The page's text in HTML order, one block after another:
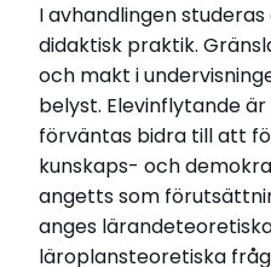
Mittuniversitetet
Disputationsdag
2019-08-30
Titel (se)
Elevinflytande i
makt – en studie av
grundskolor
Institution
Institutionen för
I avhandlingen
didaktisk praktik.
och makt i
belyst. Elevinflytande
förväntas bidra till att
kunskaps- och
angetts som
anges
läroplansteoretiska